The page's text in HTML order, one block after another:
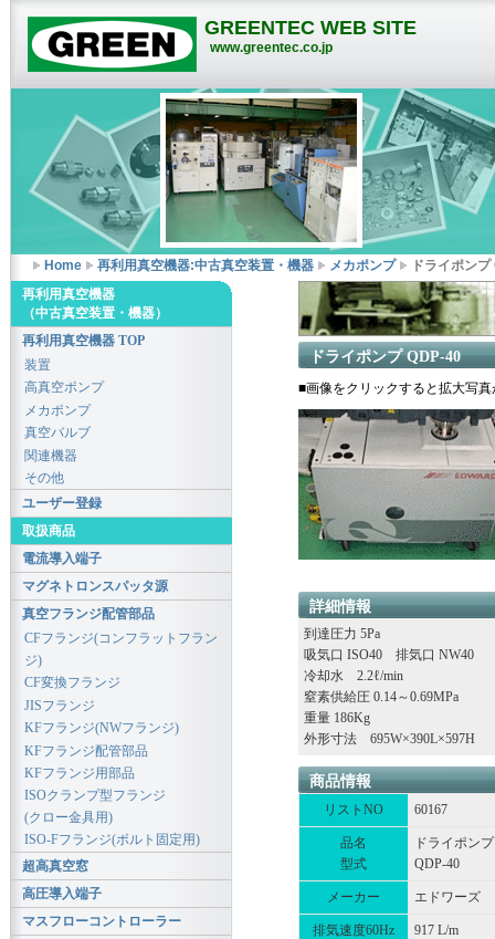
GREENTEC WEB SITE
www.greentec.co.jp
Home 再利用真空機器:中古真空装置・機器 メカポンプ ドライポン
ドライポンプ QDP-40
■画像をクリックすると拡大写
詳細情報
到達圧力 5Pa
吸気口 ISO40 排気口 NW40
冷却水 2.2ℓ/min
窒素供給圧 0.14～0.69MPa
重量 186Kg
外形寸法 695W×390L×597H
商品情報
リストNO 60167
品名
型式
ドライポンプ
QDP-40
メーカー エドワーズ
排気速度60Hz 917 L/m
再利用真空機器
（中古真空装置・機器）
再利用真空機器 TOP
装置
高真空ポンプ
メカポンプ
真空バルブ
関連機器
その他
ユーザー登録
取扱商品
電流導入端子
マグネトロンスパッタ源
真空フランジ配管部品
CFフランジ(コンフラットフラン
ジ)
CF変換フランジ
JISフランジ
KFフランジ(NWフランジ)
KFフランジ配管部品
KFフランジ用部品
ISOクランプ型フランジ
(クロー金具用)
ISO-Fフランジ(ボルト固定用)
超高真空窓
高圧導入端子
マスフローコントローラー